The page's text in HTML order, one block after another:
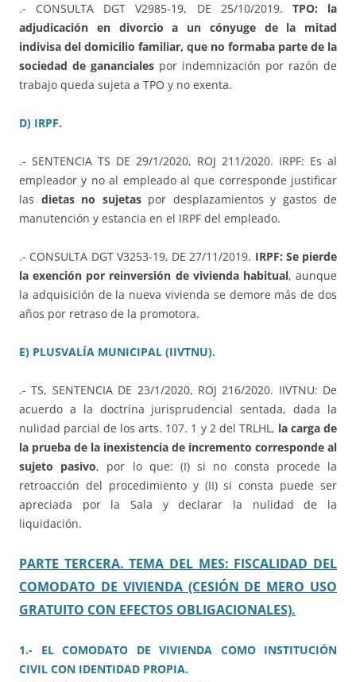
.- CONSULTA DGT V2985-19, DE 25/10/2019. TPO: la
adjudicación en divorcio a un cónyuge de la mitad
indivisa del domicilio familiar, que no formaba parte de la
sociedad de gananciales por indemnización por razón de
trabajo queda sujeta a TPO y no exenta.
D) IRPF.
.- SENTENCIA TS DE 29/1/2020, ROJ 211/2020. IRPF: Es al
empleador y no al empleado al que corresponde justificar
las dietas no sujetas por desplazamientos y gastos de
manutención y estancia en el IRPF del empleado.
.- CONSULTA DGT V3253-19, DE 27/11/2019. IRPF: Se pierde
la exención por reinversión de vivienda habitual, aunque
la adquisición de la nueva vivienda se demore más de dos
años por retraso de la promotora.
E) PLUSVALÍA MUNICIPAL (IIVTNU).
.- TS, SENTENCIA DE 23/1/2020, ROJ 216/2020. IIVTNU: De
acuerdo a la doctrina jurisprudencial sentada, dada la
nulidad parcial de los arts. 107. 1 y 2 del TRLHL, la carga de
la prueba de la inexistencia de incremento corresponde al
sujeto pasivo, por lo que: (I) si no consta procede la
retroacción del procedimiento y (II) si consta puede ser
apreciada por la Sala y declarar la nulidad de la
liquidación.
PARTE TERCERA. TEMA DEL MES: FISCALIDAD DEL
COMODATO DE VIVIENDA (CESIÓN DE MERO USO
GRATUITO CON EFECTOS OBLIGACIONALES).
1.- EL COMODATO DE VIVIENDA COMO INSTITUCIÓN
CIVIL CON IDENTIDAD PROPIA.